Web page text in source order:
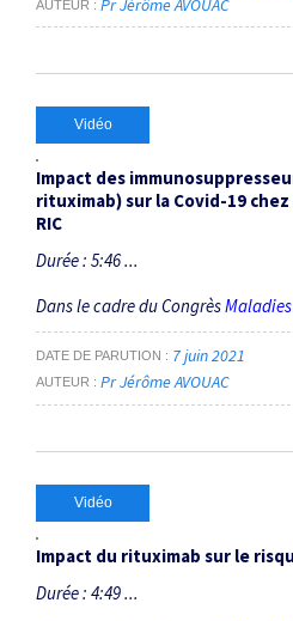
AUTEUR Pr Jérôme AVOUAC
Vidéo
Impact des
rituximab) sur la Covid-19
RIC
Durée : 5:46 ...
Dans le cadre du Congrès
DATE DE PARUTION 7 juin 2021
AUTEUR Pr Jérôme AVOUAC
Vidéo
Impact du rituximab sur le
Durée : 4:49 ...